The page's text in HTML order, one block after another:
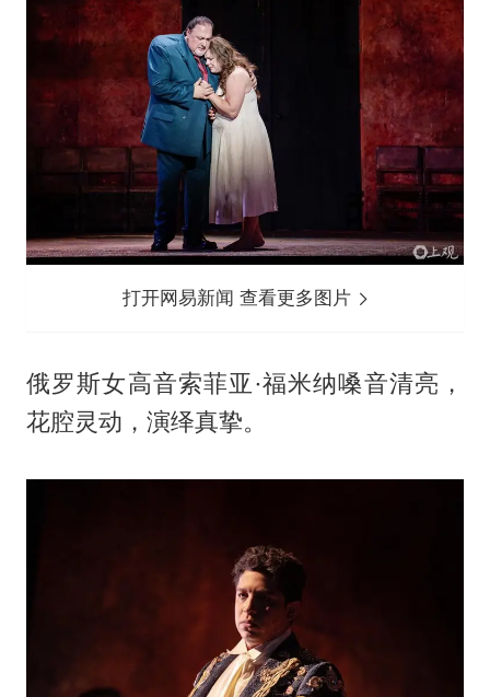
打开网易新闻 查看更多图片
俄罗斯女高音索菲亚·福米纳嗓音清亮，
花腔灵动，演绎真挚。